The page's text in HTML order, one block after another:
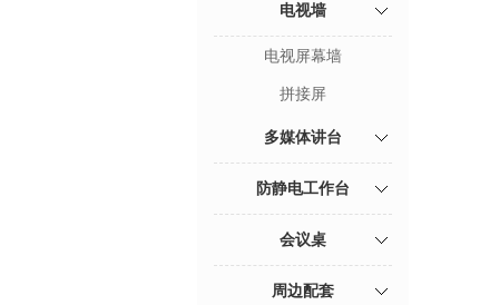
电视墙
电视屏幕墙
拼接屏
多媒体讲台
防静电工作台
会议桌
周边配套